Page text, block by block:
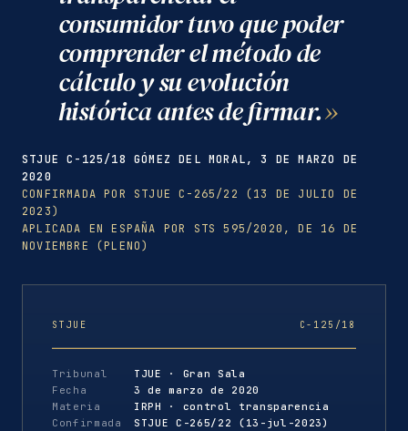
consumidor tuvo que poder
comprender el método de
cálculo y su evolución
histórica antes de firmar.
STJUE C-125/18 GÓMEZ DEL MORAL, 3 DE MARZO DE
2020
CONFIRMADA POR STJUE C-265/22 (13 DE JULIO DE
2023)
APLICADA EN ESPAÑA POR STS 595/2020, DE 16 DE
NOVIEMBRE (PLENO)
STJUE C-125/18
Tribunal
TJUE · Gran Sala
Fecha
3 de marzo de 2020
Materia
IRPH · control transparencia
Confirmada
STJUE C-265/22 (13-jul-2023)